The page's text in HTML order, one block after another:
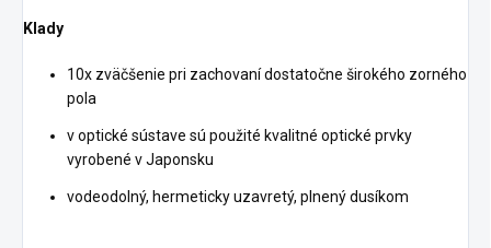
Klady
10x zväčšenie pri zachovaní dostatočne širokého zorného
pola
v optické sústave sú použité kvalitné optické prvky
vyrobené v Japonsku
vodeodolný, hermeticky uzavretý, plnený dusíkom